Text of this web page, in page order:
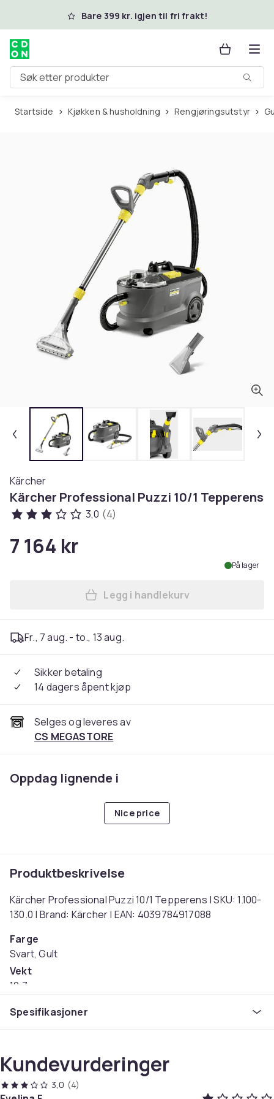
Hopp til hovedinnholdBare 399 kr. igjen til fri frakt!
Søk etter produkter
Startside Kjøkken & husholdning Rengjøringsutstyr
Kärcher
Kärcher Professional Puzzi 10/1 Tepperens
3,0 (4)
7 164 kr
På lager
Legg Kärcher Professional
Legg i handlekurv
Fr., 7 aug. - to., 13 aug.
Sikker betaling
14 dagers åpent kjøp
Selges og leveres av
CS MEGASTORE
Oppdag lignende i
Nice price
Produktbeskrivelse
Kärcher Professional Puzzi 10/1 Tepperens | SKU: 1.100-
130.0 | Brand: Kärcher | EAN: 4039784917088
Farge
Svart, Gult
Vekt
10.7
558e7a54-3918-42f6-a5e6-785ffbfff64b
Spesifikasjoner
Kundevurderinger
3,0 (4)